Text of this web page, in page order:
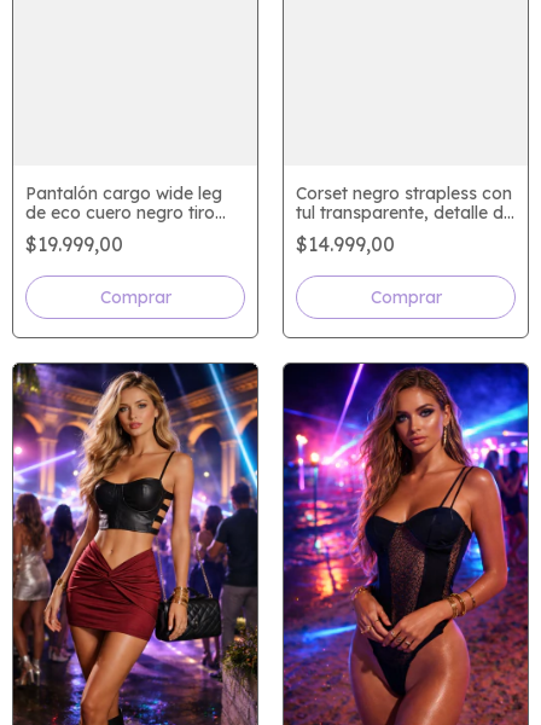
Pantalón cargo wide leg
de eco cuero negro tiro
alto estilo oversized
premium
$19.999,00
Comprar
Corset negro strapless con
tul transparente, detalle de
encaje y espalda con
ajuste cruzado
$14.999,00